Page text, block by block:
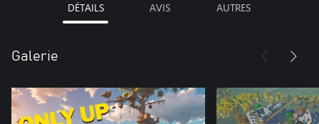
DÉTAILS AVIS AUTRES
Galerie